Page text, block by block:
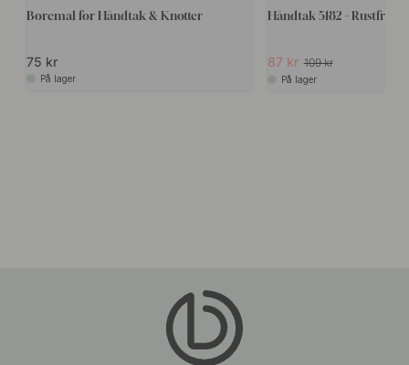
Boremal for Håndtak & Knotter
75 kr
På lager
Håndtak 5182 - Rustfritt
87 kr 109 kr
På lager